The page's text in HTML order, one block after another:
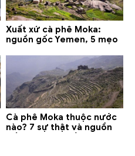
Xuất xứ cà phê Moka:
nguồn gốc Yemen, 5 mẹo
Cà phê Moka thuộc nước
nào? 7 sự thật và nguồn